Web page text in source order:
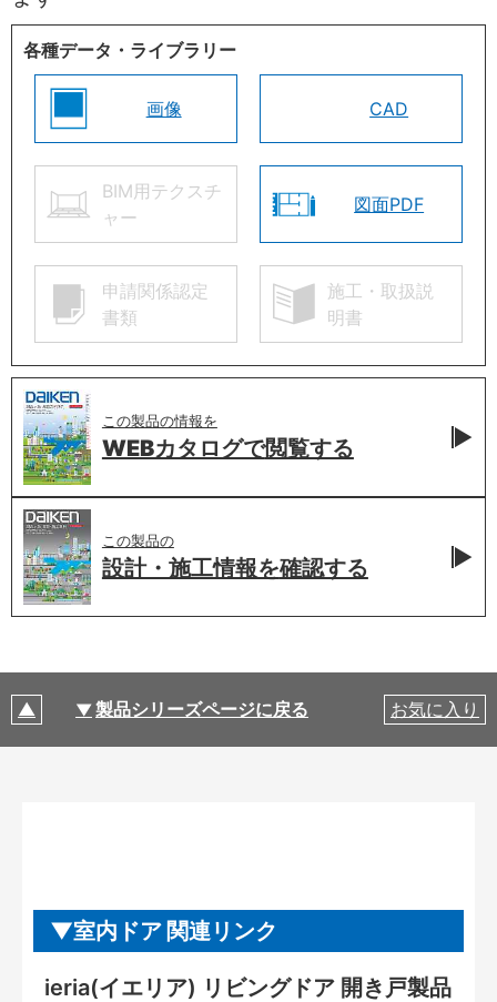
各種データ・ライブラリー
画像 CAD
BIM用テクスチ
ャー
図面PDF
申請関係認定
書類
施工・取扱説
明書
この製品の情報を
WEBカタログで閲覧する
この製品の
設計・施工情報を確認する
製品シリーズページに戻る お気に入り
室内ドア 関連リンク
ieria(イエリア) リビングドア 開き戸製品